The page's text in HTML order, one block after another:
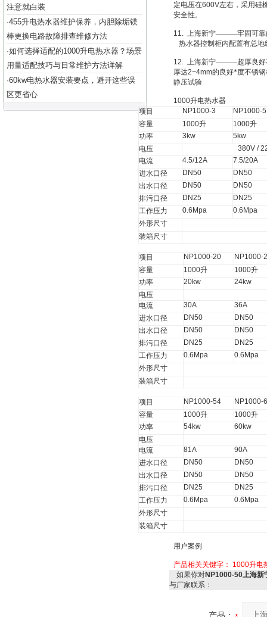
注意就白装
·455升电热水器维护保养，内胆除垢镁
棒更换电路故障排查维修方法
·如何选择适配的1000升电热水器？场景
用量适配技巧与日常维护方法详解
·60kw电热水器安装要点，避开这些误
区更省心
定电压在600V左右，采用硅
安全性。
11. 上海新宁———牢固可靠
热水器控制柜内配置有总
12. 上海新宁———超厚良好
厚达2~4mm的良好*度不锈
静压试验
1000升电热水器
项目
NP1000-3
NP1000-5
容量
1000升 1000升
功率
3kw
5kw
电压
380V /
电流
4.5/12A
7.5/20A
进水口径
DN50
DN50
出水口径
DN50
DN50
排污口径
DN25
DN25
工作压力
0.6Mpa
0.6Mpa
外形尺寸
装箱尺寸
项目 NP1000-20
NP1000-
容量
1000升 1000升
功率
20kw
24kw
电压
电流
30A
36A
进水口径
DN50
DN50
出水口径
DN50
DN50
排污口径
DN25
DN25
工作压力
0.6Mpa
0.6Mpa
外形尺寸
装箱尺寸
项目 NP1000-54
NP1000-
容量
1000升 1000升
功率
54kw
60kw
电压
电流
81A
90A
进水口径
DN50
DN50
出水口径
DN50
DN50
排污口径
DN25
DN25
工作压力
0.6Mpa
0.6Mpa
外形尺寸
装箱尺寸
用户案例
产品相关关键字： 1000升电
如果你对NP1000-50上海新
与厂家联系：